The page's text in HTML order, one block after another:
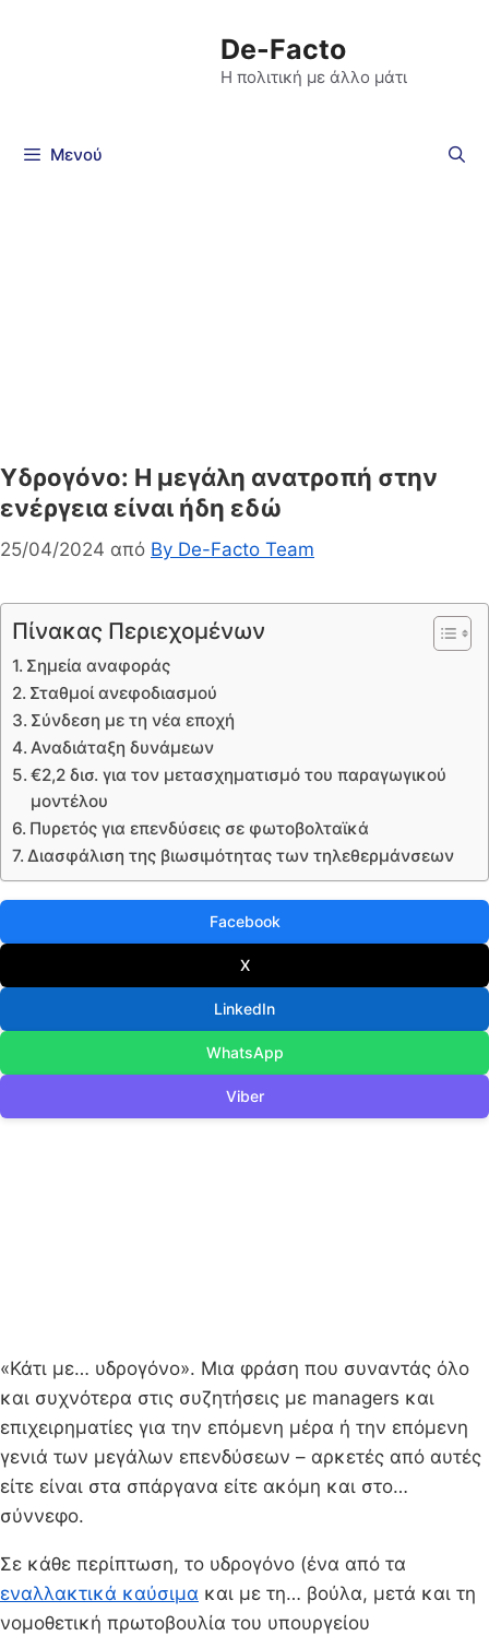
De-Facto
Η πολιτική με άλλο μάτι
Μενού
Υδρογόνο: Η μεγάλη ανατροπή στην
ενέργεια είναι ήδη εδώ
25/04/2024 από By De-Facto Team
Πίνακας Περιεχομένων
Σημεία αναφοράς
Σταθμοί ανεφοδιασμού
Σύνδεση με τη νέα εποχή
Αναδιάταξη δυνάμεων
€2,2 δισ. για τον μετασχηματισμό του παραγωγικού
μοντέλου
Πυρετός για επενδύσεις σε φωτοβολταϊκά
Διασφάλιση της βιωσιμότητας των τηλεθερμάνσεων
Facebook
X
LinkedIn
WhatsApp
Viber
«Κάτι με… υδρογόνο». Μια φράση που συναντάς όλο
και συχνότερα στις συζητήσεις με managers και
επιχειρηματίες για την επόμενη μέρα ή την επόμενη
γενιά των μεγάλων επενδύσεων – αρκετές από αυτές
είτε είναι στα σπάργανα είτε ακόμη και στο…
σύννεφο.
Σε κάθε περίπτωση, το υδρογόνο (ένα από τα
εναλλακτικά καύσιμα και με τη… βούλα, μετά και τη
νομοθετική πρωτοβουλία του υπουργείου